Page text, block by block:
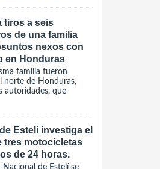
tiros a seis
de una familia
nexos con
en Honduras
familia fueron
norte de Honduras,
autoridades, que
Estelí investiga el
tres motocicletas
de 24 horas.
Nacional de Estelí se